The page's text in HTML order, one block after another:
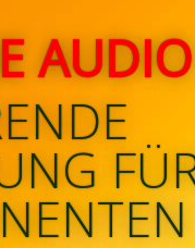
AUDIO